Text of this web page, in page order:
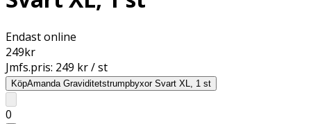
Endast online
249kr
Jmfs.pris: 249 kr / st
KöpAmanda Graviditetstrumpbyxor Svart XL, 1 st
0